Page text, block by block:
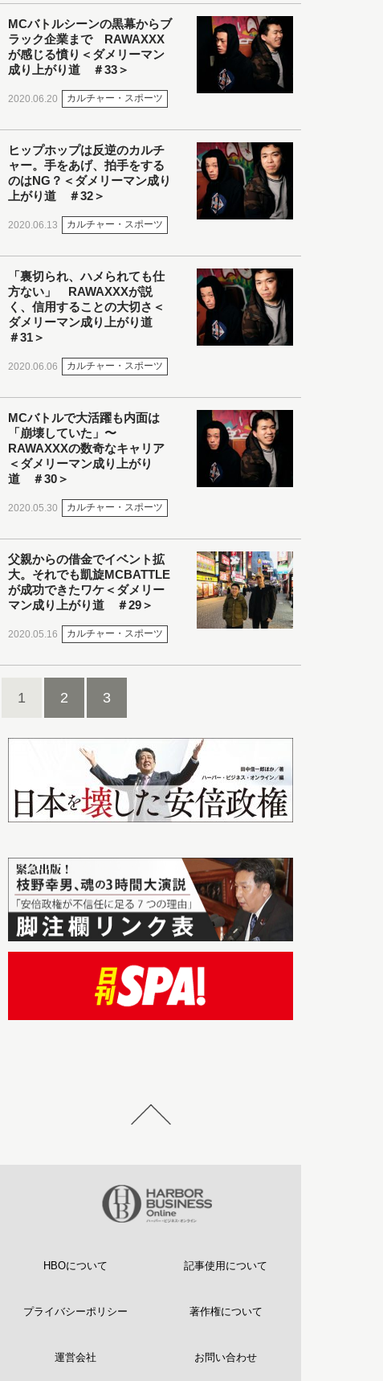
MCバトルシーンの黒幕からブ
ラック企業まで RAWAXXX
が感じる憤り＜ダメリーマン
成り上がり道 ＃33＞
2020.06.20 カルチャー・スポーツ
ヒップホップは反逆のカルチ
ャー。手をあげ、拍手をする
のはNG？＜ダメリーマン成り
上がり道 ＃32＞
2020.06.13 カルチャー・スポーツ
「裏切られ、ハメられても仕
方ない」 RAWAXXXが説
く、信用することの大切さ＜
ダメリーマン成り上がり道
＃31＞
2020.06.06 カルチャー・スポーツ
MCバトルで大活躍も内面は
「崩壊していた」〜
RAWAXXXの数奇なキャリア
＜ダメリーマン成り上がり
道 ＃30＞
2020.05.30 カルチャー・スポーツ
父親からの借金でイベント拡
大。それでも凱旋MCBATTLE
が成功できたワケ＜ダメリー
マン成り上がり道 ＃29＞
2020.05.16 カルチャー・スポーツ
1 2 3
HBOについて 記事使用について
プライバシーポリシー 著作権について
運営会社 お問い合わせ